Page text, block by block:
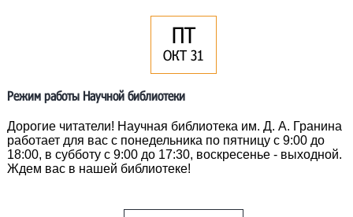
ПТ
ОКТ 31
Режим работы Научной библиотеки
Дорогие читатели! Научная библиотека им. Д. А. Гранина
работает для вас с понедельника по пятницу с 9:00 до
18:00, в субботу с 9:00 до 17:30, воскресенье - выходной.
Ждем вас в нашей библиотеке!